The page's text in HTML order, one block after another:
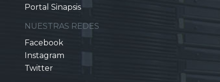
Portal Sinapsis
NUESTRAS REDES
Facebook
Instagram
Twitter